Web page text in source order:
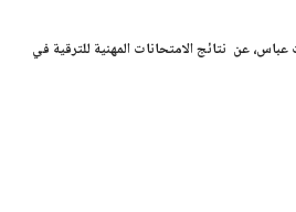
، عن نتائج الامتحانات المهنية للترقية في